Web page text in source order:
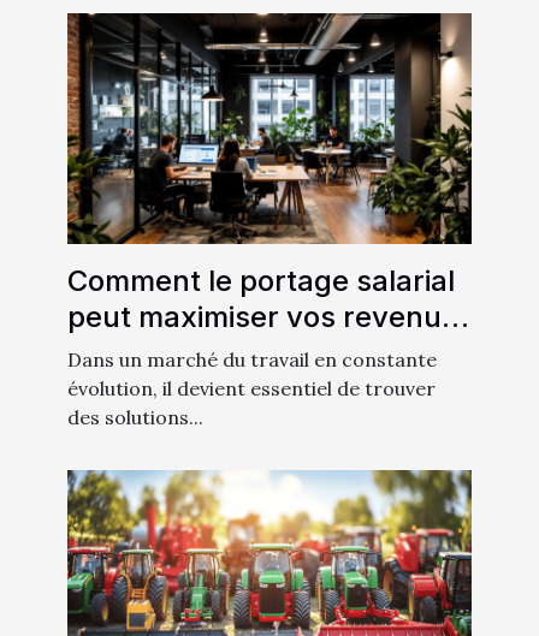
Comment le portage salarial
peut maximiser vos revenus
de freelance
Dans un marché du travail en constante
évolution, il devient essentiel de trouver
des solutions...